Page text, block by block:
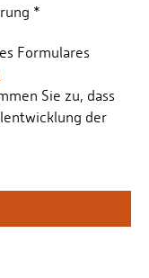
*
Formulares
Sie zu, dass
der